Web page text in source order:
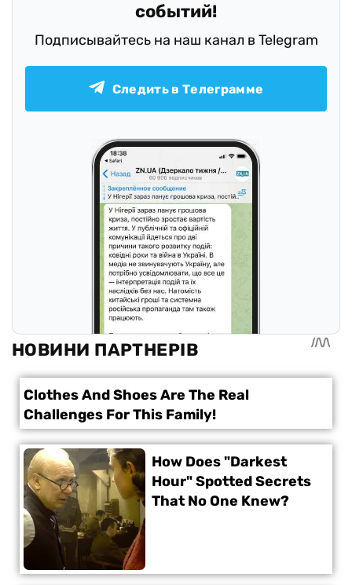
событий!
Подписывайтесь на наш канал в Telegram
Следить в Телеграмме